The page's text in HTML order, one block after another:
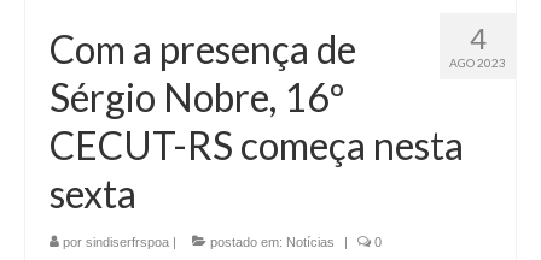
4
AGO 2023
Com a presença de
Sérgio Nobre, 16º
CECUT-RS começa nesta
sexta
por sindiserfrspoa | postado em: Notícias | 0